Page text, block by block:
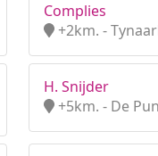
Complies
+2km. -
H. Snijder
+5km. - De